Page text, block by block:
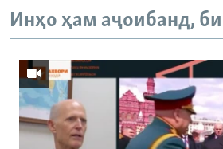
Инҳо ҳам аҷоибанд,